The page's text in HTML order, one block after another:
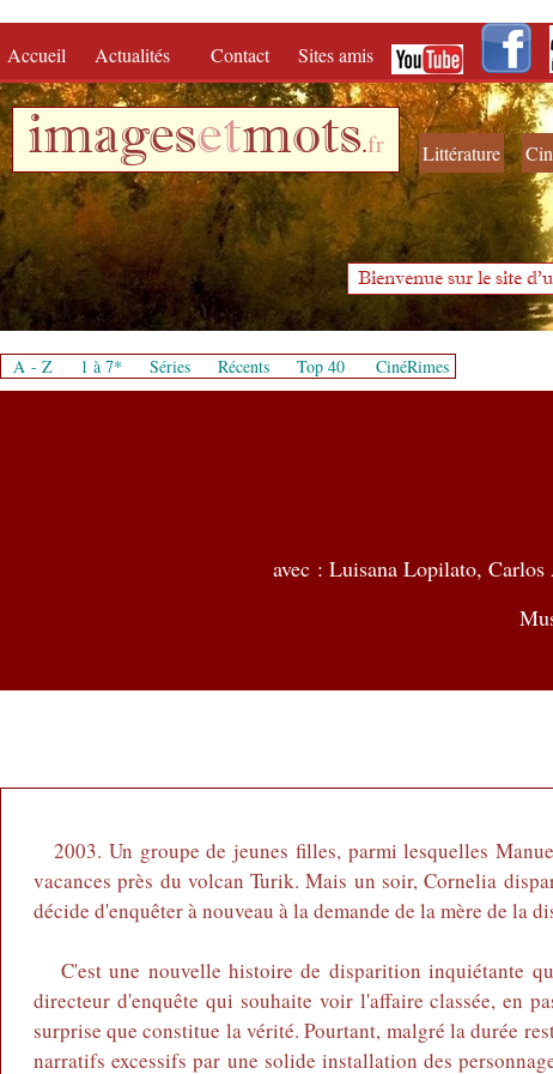
Accueil Actualités Contact Sites amis
imagesetmots.fr Littérature
Bienvenue sur le site
A - Z 1 à 7* Séries Récents Top 40 CinéRimes
avec :Luisana Lopilato, Carlos
2003. Un groupe de jeunes filles, parmi lesquelles
vacances près du volcan Turik. Mais un soir, Cornelia
décide d'enquêter à nouveau à la demande de la mère de la
C'est une nouvelle histoire de disparition inquiétante
directeur d'enquête qui souhaite voir l'affaire classée, en
surprise que constitue la vérité. Pourtant, malgré la durée
narratifs excessifs par une solide installation des